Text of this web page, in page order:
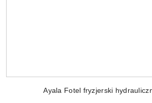
Ayala Fotel fryzjerski